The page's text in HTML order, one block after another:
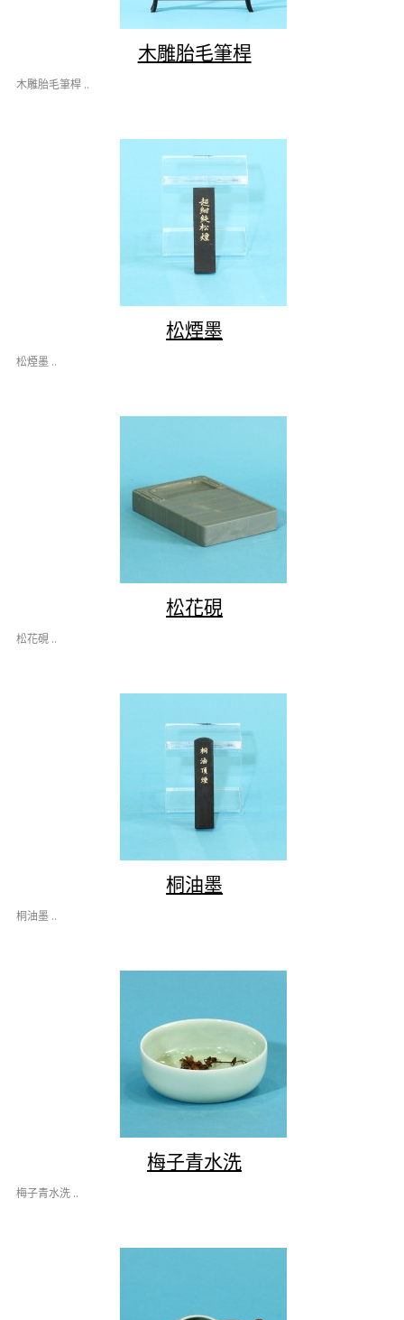
木雕胎毛筆桿
木雕胎毛筆桿 ..
松煙墨
松煙墨 ..
松花硯
松花硯 ..
桐油墨
桐油墨 ..
梅子青水洗
梅子青水洗 ..